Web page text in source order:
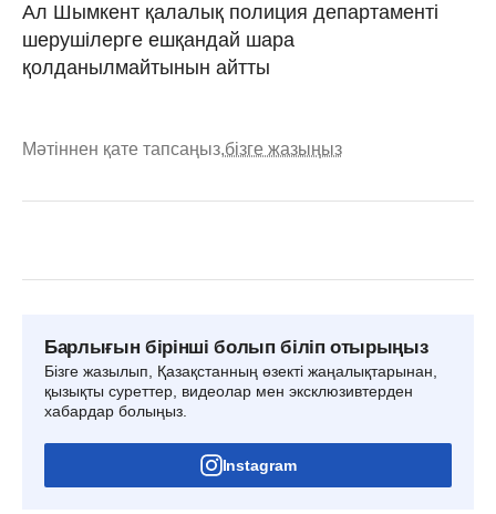
Ал Шымкент қалалық полиция департаменті
шерушілерге ешқандай шара
қолданылмайтынын айтты
Мәтіннен қате тапсаңыз,бізге жазыңыз
Барлығын бірінші болып біліп отырыңыз
Бізге жазылып, Қазақстанның өзекті жаңалықтарынан,
қызықты суреттер, видеолар мен эксклюзивтерден
хабардар болыңыз.
Instagram